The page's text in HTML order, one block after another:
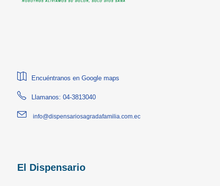
Encuéntranos en Google maps
Llamanos: 04-3813040
info@dispensariosagradafamilia.com.ec
El Dispensario